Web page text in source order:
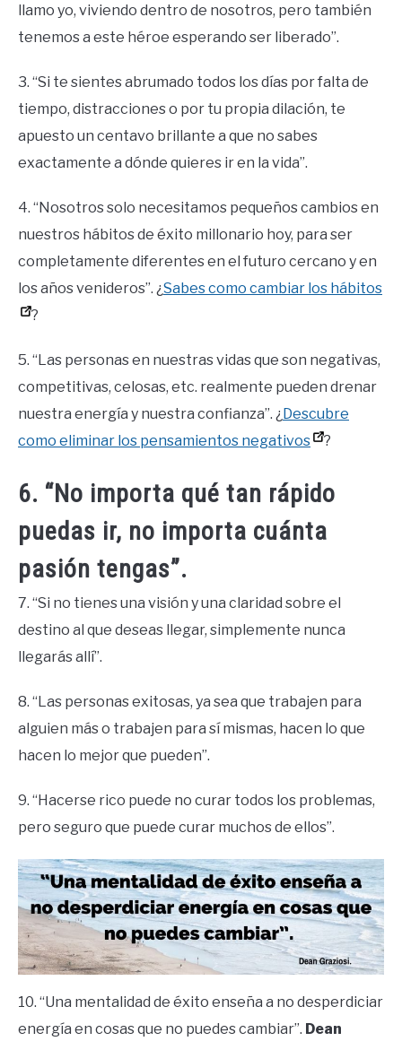
llamo yo, viviendo dentro de nosotros, pero también
tenemos a este héroe esperando ser liberado”.
3. “Si te sientes abrumado todos los días por falta de
tiempo, distracciones o por tu propia dilación, te
apuesto un centavo brillante a que no sabes
exactamente a dónde quieres ir en la vida”.
4. “Nosotros solo necesitamos pequeños cambios en
nuestros hábitos de éxito millonario hoy, para ser
completamente diferentes en el futuro cercano y en
los años venideros”. ¿Sabes como cambiar los hábitos
?
5. “Las personas en nuestras vidas que son negativas,
competitivas, celosas, etc. realmente pueden drenar
nuestra energía y nuestra confianza”. ¿ Descubre
como eliminar los pensamientos negativos
?
6. “No importa qué tan rápido
puedas ir, no importa cuánta
pasión tengas”.
7. “Si no tienes una visión y una claridad sobre el
destino al que deseas llegar, simplemente nunca
llegarás allí”.
8. “Las personas exitosas, ya sea que trabajen para
alguien más o trabajen para sí mismas, hacen lo que
hacen lo mejor que pueden”.
9. “Hacerse rico puede no curar todos los problemas,
pero seguro que puede curar muchos de ellos”.
10. “Una mentalidad de éxito enseña a no desperdiciar
energía en cosas que no puedes cambiar”. Dean